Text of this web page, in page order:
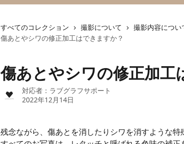
すべてのコレクション 撮影について
撮影内容につい
傷あとやシワの修正加工はできますか？
傷あとやシワの修正加工
対応者： ラブグラフサポート
2022年12月14日
残念ながら、傷あとを消したりシワを消すような